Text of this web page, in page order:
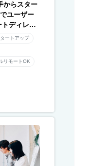
からスター
ユーザー
ディレク
ートアップ
リモートOK